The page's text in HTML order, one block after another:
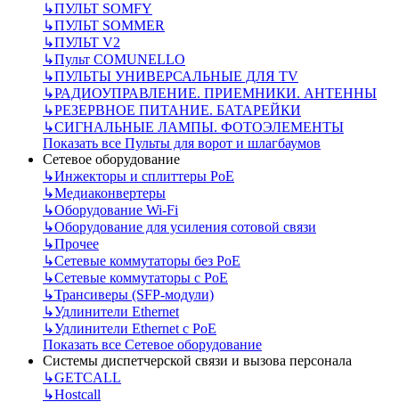
↳ПУЛЬТ SOMFY
↳ПУЛЬТ SOMMER
↳ПУЛЬТ V2
↳Пульт СOMUNELLO
↳ПУЛЬТЫ УНИВЕРСАЛЬНЫЕ ДЛЯ TV
↳РАДИОУПРАВЛЕНИЕ. ПРИЕМНИКИ. АНТЕННЫ
↳РЕЗЕРВНОЕ ПИТАНИЕ. БАТАРЕЙКИ
↳СИГНАЛЬНЫЕ ЛАМПЫ. ФОТОЭЛЕМЕНТЫ
Показать все Пульты для ворот и шлагбаумов
Сетевое оборудование
↳Инжекторы и сплиттеры РоЕ
↳Медиаконвертеры
↳Оборудование Wi-Fi
↳Оборудование для усиления сотовой связи
↳Прочее
↳Сетевые коммутаторы без РоЕ
↳Сетевые коммутаторы с РоЕ
↳Трансиверы (SFP-модули)
↳Удлинители Ethernet
↳Удлинители Ethernet с PoE
Показать все Сетевое оборудование
Системы диспетчерской связи и вызова персонала
↳GETCALL
↳Hostcall